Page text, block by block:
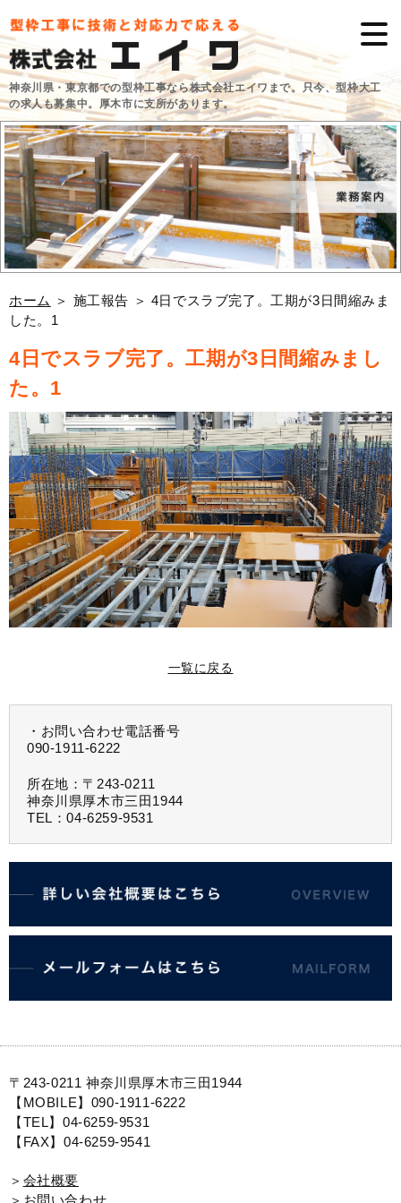
神奈川県・東京都での型枠工事なら株式会社エイワまで。只今、型枠大工
の求人も募集中。厚木市に支所があります。
ホーム ＞ 施工報告 ＞ 4日でスラブ完了。工期が3日間縮みま
した。1
4日でスラブ完了。工期が3日間縮みまし
た。1
一覧に戻る
・お問い合わせ電話番号
090-1911-6222
所在地：〒243-0211
神奈川県厚木市三田1944
TEL：04-6259-9531
〒243-0211 神奈川県厚木市三田1944
【MOBILE】090-1911-6222
【TEL】04-6259-9531
【FAX】04-6259-9541
＞ 会社概要
＞ お問い合わせ